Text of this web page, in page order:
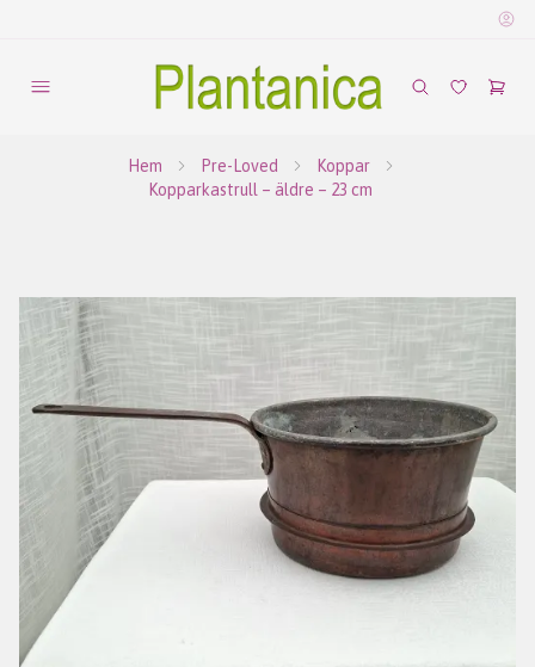
Hem Pre-Loved
Koppar
Kopparkastrull – äldre – 23 cm